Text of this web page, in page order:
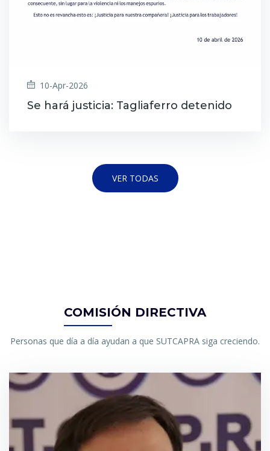
10-Apr-2026
Se hará justicia: Tagliaferro detenido
VER TODAS
COMISIÓN DIRECTIVA
Personas que día a día ayudan a que SUTCAPRA siga creciendo.